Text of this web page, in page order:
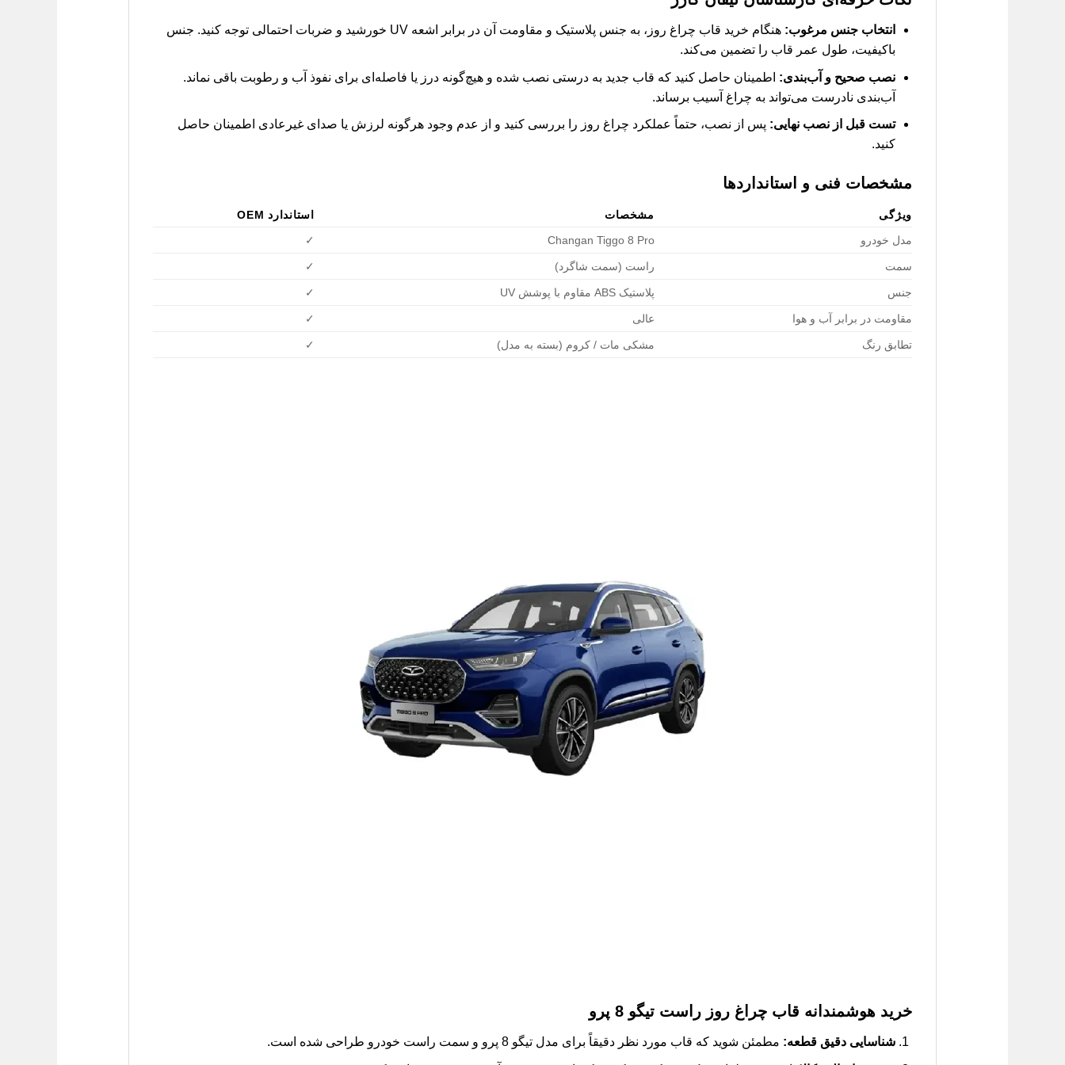
انتخاب جنس مرغوب:
هنگام خرید قاب چراغ روز، به جنس پلاستیک و مقاومت آن در برابر اشعه UV خورشید و ضربات احتمالی توجه کنید. جنس
باکیفیت، طول عمر قاب را تضمین می‌کند.
نصب صحیح و آب‌بندی: اطمینان حاصل کنید که قاب جدید به درستی نصب شده و هیچ‌گونه درز یا فاصله‌ای برای نفوذ آب و رطوبت باقی نماند.
آب‌بندی نادرست می‌تواند به چراغ آسیب برساند.
تست قبل از نصب نهایی: پس از نصب، حتماً عملکرد چراغ روز را بررسی کنید و از عدم وجود هرگونه لرزش یا صدای غیرعادی اطمینان حاصل
کنید.
مشخصات فنی و استانداردها
ویژگی مشخصات
استاندارد OEM
مدل خودرو
Changan Tiggo 8 Pro
✓
سمت راست (سمت شاگرد) ✓
جنس پلاستیک ABS مقاوم با پوشش UV ✓
مقاومت در برابر آب و هوا عالی ✓
تطابق رنگ مشکی مات / کروم (بسته به مدل) ✓
خرید هوشمندانه قاب چراغ روز راست تیگو 8 پرو
شناسایی دقیق قطعه: مطمئن شوید که قاب مورد نظر دقیقاً برای مدل تیگو 8 پرو و سمت راست خودرو طراحی شده است.